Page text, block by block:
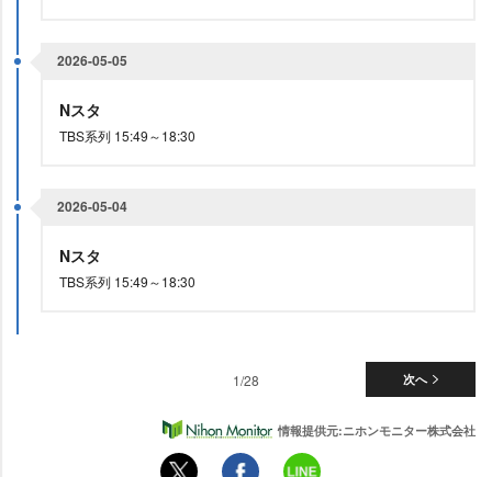
2026-05-05
Nスタ
TBS系列 15:49～18:30
2026-05-04
Nスタ
TBS系列 15:49～18:30
次へ
1/28
情報提供元:ニホンモニター株式会社